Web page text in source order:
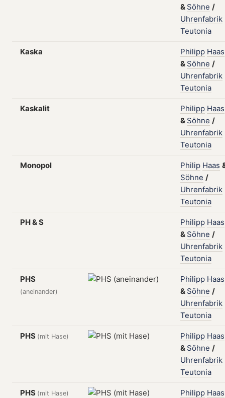
& Söhne /
Uhrenfabrik
Teutonia
Kaska Philipp Haas
& Söhne /
Uhrenfabrik
Teutonia
Kaskalit Philipp Haas
& Söhne /
Uhrenfabrik
Teutonia
Monopol Philip Haas
Söhne /
Uhrenfabrik
Teutonia
PH & S Philipp Haas
& Söhne /
Uhrenfabrik
Teutonia
PHS
(aneinander)
Philipp Haas
& Söhne /
Uhrenfabrik
Teutonia
PHS (mit Hase) Philipp Haas
& Söhne /
Uhrenfabrik
Teutonia
PHS (mit Hase) Philipp Haas